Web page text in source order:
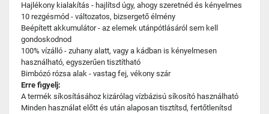
Hajlékony kialakítás - hajlítsd úgy, ahogy szeretnéd és kényelmes
10 rezgésmód - változatos, bizsergető élmény
Beépített akkumulátor - az elemek utánpótlásáról sem kell
gondoskodnod
100% vízálló - zuhany alatt, vagy a kádban is kényelmesen
használható, egyszerűen tisztítható
Bimbózó rózsa alak - vastag fej, vékony szár
Erre figyelj:
A termék síkosításához kizárólag vízbázisú síkosító használható
Minden használat előtt és után alaposan tisztítsd, fertőtlenítsd